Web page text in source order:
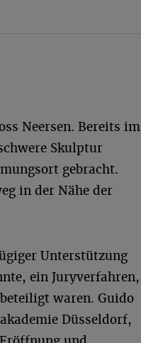
Neersen. Bereits im
Skulptur
gebracht.
in der Nähe der
Unterstützung
ein Juryverfahren,
waren. Guido
Düsseldorf,